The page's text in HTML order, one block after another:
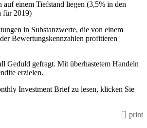
auf einem Tiefstand liegen (3,5% in den
für 2019)
in Substanzwerte, die von einem
Bewertungskennzahlen profitieren
Geduld gefragt. Mit überhastetem Handeln
erzielen.
Investment Brief zu lesen, klicken Sie
print